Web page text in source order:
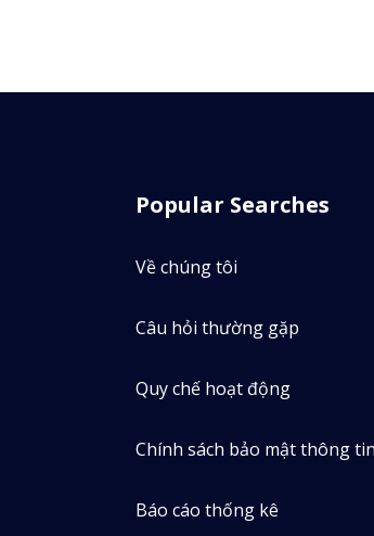
Popular Searches
Về chúng tôi
Câu hỏi thường gặp
Quy chế hoạt động
Chính sách bảo mật thông tin
Báo cáo thống kê